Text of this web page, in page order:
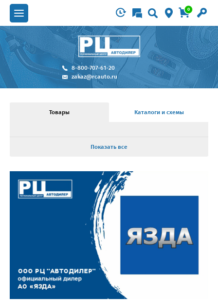
0
8-800-707-61-20
zakaz@rcauto.ru
Товары Каталоги и схемы
Показать все